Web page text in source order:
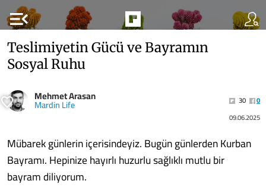
menu_open
Teslimiyetin Gücü ve Bayramın
Sosyal Ruhu
Mehmet Arasan
Mardin Life 30
0
09.06.2025
Mübarek günlerin içerisindeyiz. Bugün günlerden Kurban
Bayramı. Hepinize hayırlı huzurlu sağlıklı mutlu bir
bayram diliyorum.